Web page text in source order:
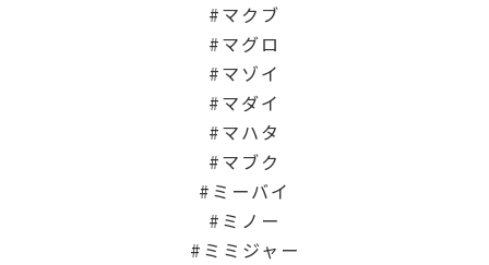
マクブ
マグロ
マゾイ
マダイ
マハタ
マブク
ミーバイ
ミノー
ミミジャー